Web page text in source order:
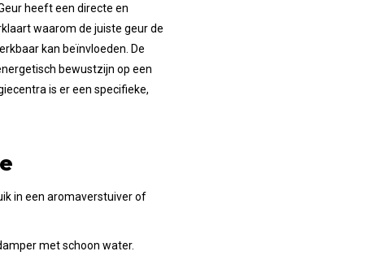
heeft een directe en
waarom de juiste geur de
kan beïnvloeden. De
bewustzijn op een
is er een specifieke,
in een aromaverstuiver of
met schoon water.